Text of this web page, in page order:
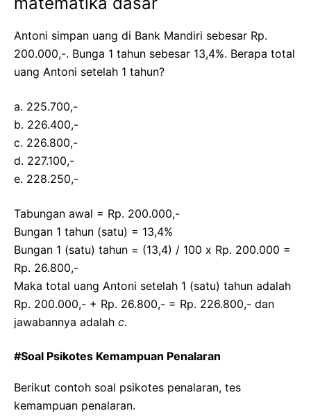
Antoni simpan uang di Bank Mandiri sebesar Rp.
200.000,-. Bunga 1 tahun sebesar 13,4%. Berapa total
uang Antoni setelah 1 tahun?
a. 225.700,-
b. 226.400,-
c. 226.800,-
d. 227.100,-
e. 228.250,-
Tabungan awal = Rp. 200.000,-
Bungan 1 tahun (satu) = 13,4%
Bungan 1 (satu) tahun = (13,4) / 100 x Rp. 200.000 =
Rp. 26.800,-
Maka total uang Antoni setelah 1 (satu) tahun adalah
Rp. 200.000,- + Rp. 26.800,- = Rp. 226.800,- dan
jawabannya adalah c.
#Soal Psikotes Kemampuan Penalaran
Berikut contoh soal psikotes penalaran, tes
kemampuan penalaran.